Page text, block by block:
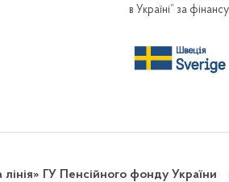
в Україні” за
лінія» ГУ Пенсійного фонду України